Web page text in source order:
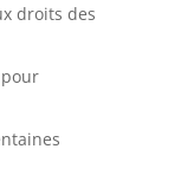
droits des